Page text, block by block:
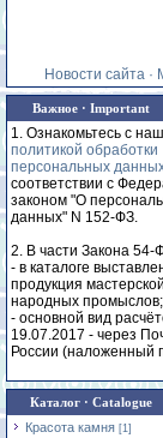
Новости сайта ·
Важное · Important
1. Ознакомьтесь с
политикой обработки
персональных
соответствии с
законом "О
данных" N 152-ФЗ.
2. В части Закона 54-
- в каталоге
продукция
народных промыслов;
- основной вид
19.07.2017 - через
России (наложенный
Каталог · Catalogue
Красота камня [1]